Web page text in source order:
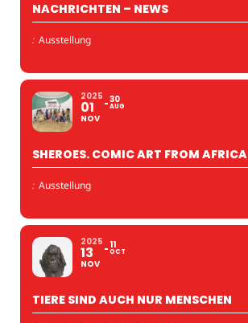
NACHRICHTEN – NEWS
: Ausstellung
2025
01
NOV
30
AUG
SHEROES. COMIC ART FROM AFRICA
: Ausstellung
2025
13
NOV
11
OCT
TIERE SIND AUCH NUR MENSCHEN